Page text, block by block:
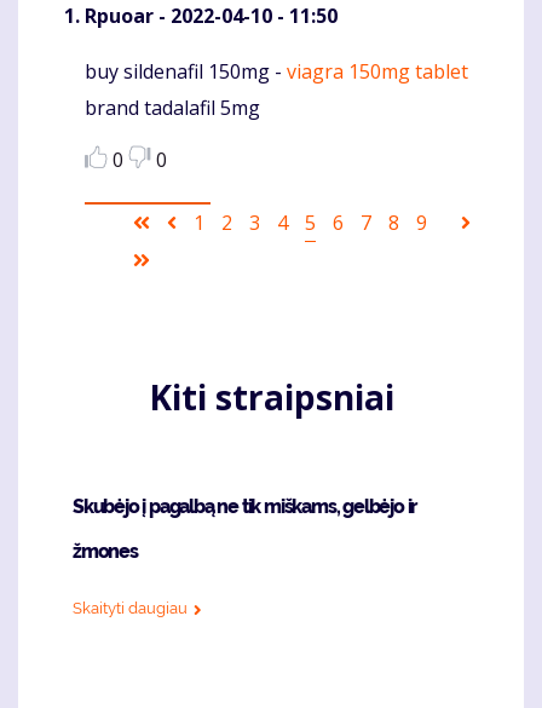
Rpuoar - 2022-04-10 - 11:50
Komentaras
buy sildenafil 150mg - viagra 150mg tablet
brand tadalafil 5mg
0
0
Pagination
First Ankstesnis
Puslapis
1 Puslapis
2 Puslapis
3 Puslapis
4
Current
5 Puslapis
6 Puslapis
7 Puslapis
8 Puslapis
9
Kiti straipsniai
Skubėjo į pagalbą ne tik miškams, gelbėjo ir
žmones
Skaityti daugiau